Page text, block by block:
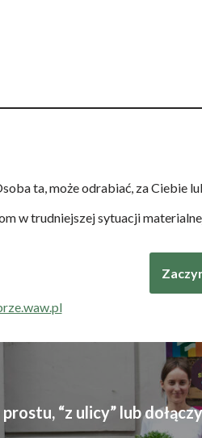
ta, może odrabiać, za Ciebie
w trudniejszej sytuacji
“z ulicy” lub